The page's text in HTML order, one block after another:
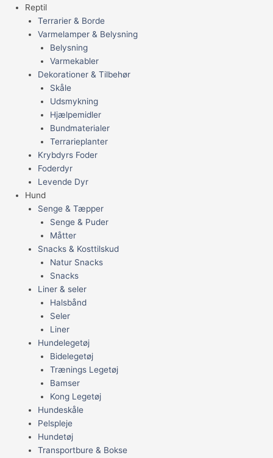
Reptil
Terrarier & Borde
Varmelamper & Belysning
Belysning
Varmekabler
Dekorationer & Tilbehør
Skåle
Udsmykning
Hjælpemidler
Bundmaterialer
Terrarieplanter
Krybdyrs Foder
Foderdyr
Levende Dyr
Hund
Senge & Tæpper
Senge & Puder
Måtter
Snacks & Kosttilskud
Natur Snacks
Snacks
Liner & seler
Halsbånd
Seler
Liner
Hundelegetøj
Bidelegetøj
Trænings Legetøj
Bamser
Kong Legetøj
Hundeskåle
Pelspleje
Hundetøj
Transportbure & Bokse